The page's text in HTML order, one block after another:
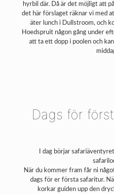
hyrbil där. Då är det möjligt att
det här förslaget räknar vi med
äter lunch i Dullstroom, och
Hoedspruit någon gång under
att ta ett dopp i poolen och
Dags för
I dag börjar
När du kommer fram får ni
dags för er första safaritur.
korkar guiden upp den